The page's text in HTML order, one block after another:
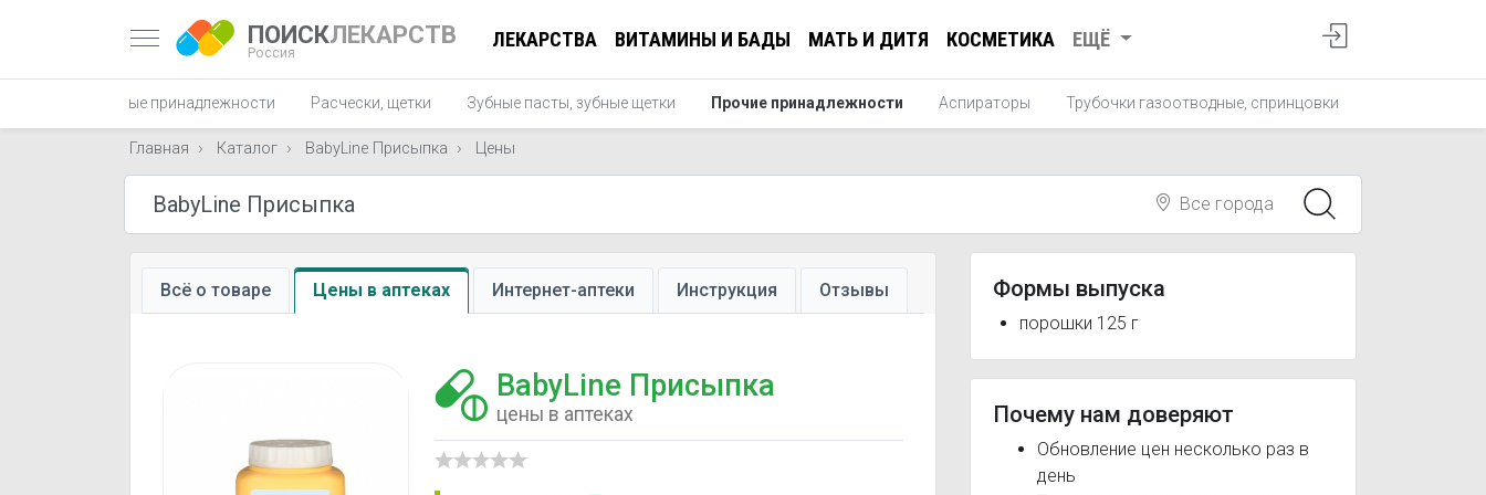
ПОИСКЛЕКАРСТВ
Россия
ЛЕКАРСТВА ВИТАМИНЫ И БАДЫ МАТЬ И ДИТЯ КОСМЕТИКА ЕЩЁ
Маникюрные принадлежности Расчески, щетки Зубные пасты, зубные щетки Прочие принадлежности Аспираторы Трубочки газоотводные, спринцовки
Главная Каталог BabyLine Присыпка Цены
Все города
Всё о товаре Цены в аптеках Интернет-аптеки Инструкция Отзывы
BabyLine Присыпка
цены в аптеках
Формы выпуска
порошки 125 г
Почему нам доверяют
Обновление цен несколько раз в
день